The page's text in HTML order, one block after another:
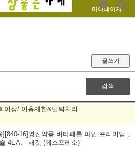
주문조회 마이페이지
글쓰기
검색
이상/ 이용제한&탈퇴처리.
][840-16]영진약품 비타페롤 파인 프리미엄 ,
4EA. - 새것 (에스프레소)